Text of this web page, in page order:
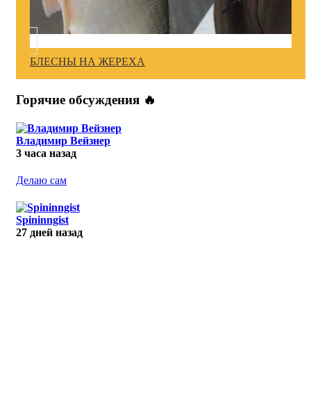
БЛЕСНЫ НА ЖЕРЕХА
Горячие обсуждения 🔥
Владимир Вейзнер
3 часа назад
Делаю сам
Spininngist
27 дней назад